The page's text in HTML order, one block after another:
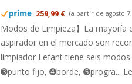
259,99 € (a partir de agosto 7,
Modos de Limpieza】La
aspirador en el mercado son
limpiador Lefant tiene seis
➌punto fijo, ➍borde, ➎progra...